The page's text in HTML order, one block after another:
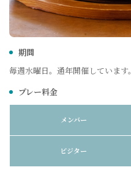
期間
毎週水曜日。通年開催しています。
プレー料金
メンバー
ビジター